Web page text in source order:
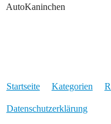
AutoKaninchen
Startseite Kategorien
Datenschutzerklärung